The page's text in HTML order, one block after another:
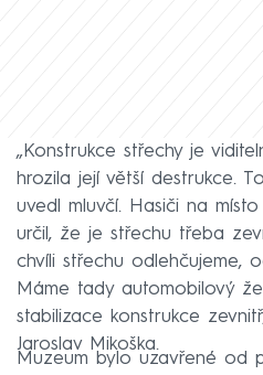
„Konstrukce střechy je
hrozila její větší destrukce.
uvedl mluvčí. Hasiči na
určil, že je střechu třeba
chvíli střechu odlehčujeme,
Máme tady automobilový
stabilizace konstrukce
Jaroslav Mikoška.
Muzeum bylo uzavřené od